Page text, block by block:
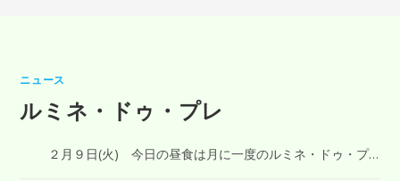
ニュース
ルミネ・ドゥ・プレ
２月９日(火) 今日の昼食は月に一度のルミネ・ドゥ・プ…